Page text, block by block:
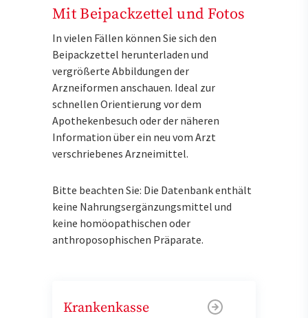
Mit Beipackzettel und Fotos
In vielen Fällen können Sie sich den
Beipackzettel herunterladen und
vergrößerte Abbildungen der
Arzneiformen anschauen. Ideal zur
schnellen Orientierung vor dem
Apothekenbesuch oder der näheren
Information über ein neu vom Arzt
verschriebenes Arzneimittel.
Bitte beachten Sie: Die Datenbank enthält
keine Nahrungsergänzungsmittel und
keine homöopathischen oder
anthroposophischen Präparate.
Krankenkasse